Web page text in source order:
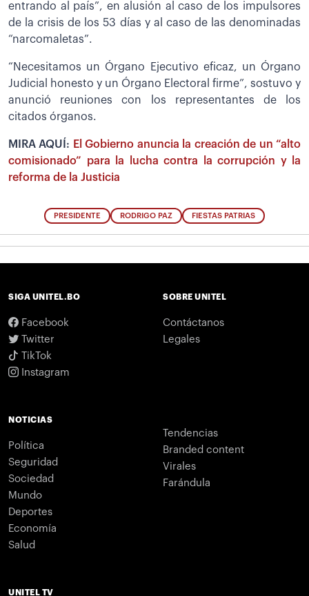
entrando al país”, en alusión al caso de los impulsores
de la crisis de los 53 días y al caso de las denominadas
“narcomaletas”.
“Necesitamos un Órgano Ejecutivo eficaz, un Órgano
Judicial honesto y un Órgano Electoral firme”, sostuvo y
anunció reuniones con los representantes de los
citados órganos.
MIRA AQUÍ: El Gobierno anuncia la creación de un “alto
comisionado” para la lucha contra la corrupción y la
reforma de la Justicia
PRESIDENTE RODRIGO PAZ FIESTAS PATRIAS
SIGA UNITEL.BO
Facebook
Twitter
TikTok
Instagram
SOBRE UNITEL
Contáctanos
Legales
NOTICIAS
Política
Seguridad
Sociedad
Mundo
Deportes
Economía
Salud
Tendencias
Branded content
Virales
Farándula
UNITEL TV